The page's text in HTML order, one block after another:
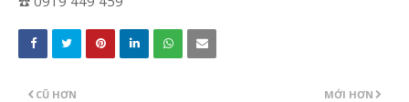
MỚI HƠN
CŨ HƠN